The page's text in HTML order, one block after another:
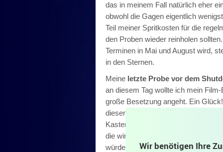
das in meinem Fall natürlich eher
obwohl die Gagen eigentlich
Teil meiner Spritkosten für die
den Proben wieder reinholen
Terminen in Mai und August wird,
in den Sternen.
Meine letzte Probe vor dem
an diesem Tag wollte ich mein
große Besetzung angeht. Ein
diesem Termin nicht zur Probe
Kasten, bevor dann die Corona-
die wir planten ins Programm
würden und vorerst auch keine
Wir benötigen Ihre